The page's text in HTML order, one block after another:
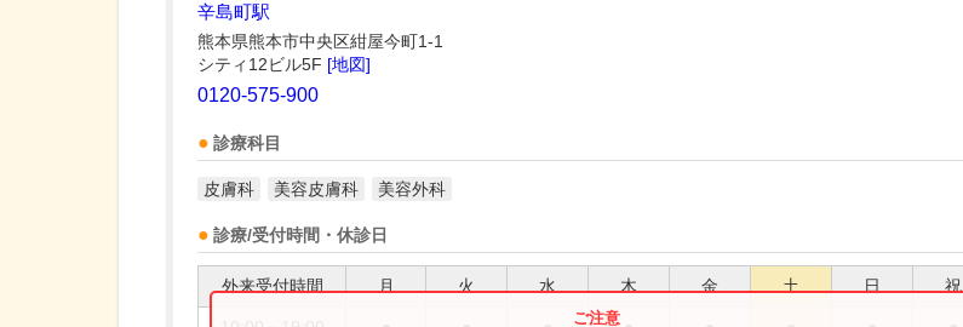
辛島町駅
熊本県熊本市中央区紺屋今町1-1
シティ12ビル5F [地図]
0120-575-900
診療科目
皮膚科 美容皮膚科 美容外科
診療/受付時間・休診日
外来受付時間 月 火 水 木 金 土 日 祝